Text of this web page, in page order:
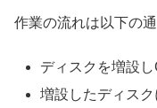
作業の流れは以下の通
ディスクを増設
増設したディス